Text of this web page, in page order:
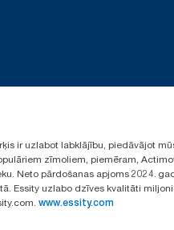
ir uzlabot labklājību, piedāvājot
zīmoliem, piemēram,
Neto pārdošanas apjoms 2024.
Essity uzlabo dzīves kvalitāti
www.essity.com